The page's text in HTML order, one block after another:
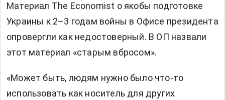
Материал The Economist о якобы подготовке
Украины к 2–3 годам войны в Офисе президента
опровергли как недостоверный. В ОП назвали
этот материал «старым вбросом».
«Может быть, людям нужно было что-то
использовать как носитель для других